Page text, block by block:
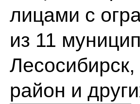
лицами с
из 11
район и